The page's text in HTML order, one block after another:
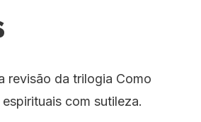
revisão da trilogia Como
com sutileza.